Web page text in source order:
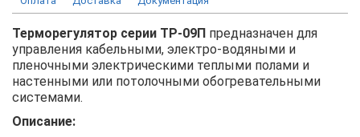
Терморегулятор серии ТР-09П предназначен для
управления кабельными, электро-водяными и
пленочными электрическими теплыми полами и
настенными или потолочными обогревательными
системами.
Описание: